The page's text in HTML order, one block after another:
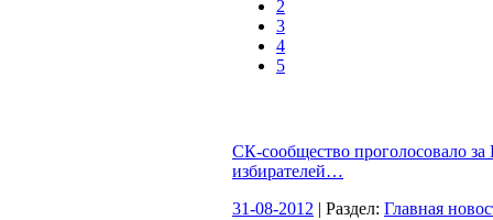
2
3
4
5
СК-сообщество проголосовало
избирателей…
31-08-2012 | Раздел: Главная